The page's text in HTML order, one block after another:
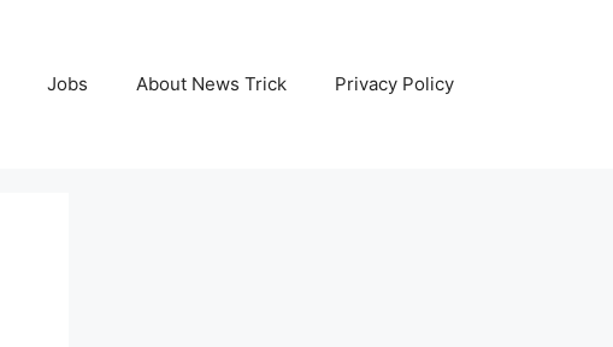
Jobs About News Trick Privacy Policy